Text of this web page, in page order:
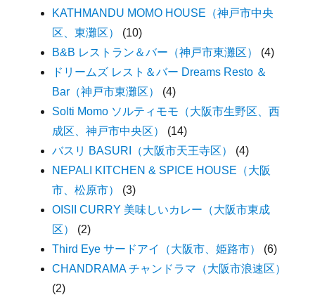
KATHMANDU MOMO HOUSE（神戸市中央
区、東灘区）
(10)
B&B レストラン＆バー（神戸市東灘区）
(4)
ドリームズ レスト＆バー Dreams Resto ＆
Bar（神戸市東灘区）
(4)
Solti Momo ソルティモモ（大阪市生野区、西
成区、神戸市中央区）
(14)
バスリ BASURI（大阪市天王寺区）
(4)
NEPALI KITCHEN & SPICE HOUSE（大阪
市、松原市）
(3)
OISII CURRY 美味しいカレー（大阪市東成
区）
(2)
Third Eye サードアイ（大阪市、姫路市）
(6)
CHANDRAMA チャンドラマ（大阪市浪速区）
(2)